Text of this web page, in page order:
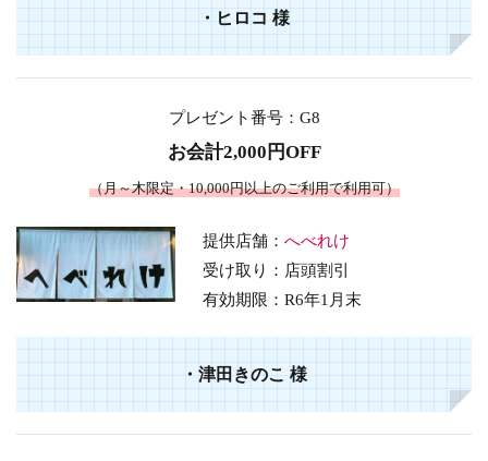
・ヒロコ様
プレゼント番号：G8
お会計2,000円OFF
（月～木限定・10,000円以上のご利用で利用可）
提供店舗：へべれけ
受け取り：店頭割引
有効期限：R6年1月末
・津田きのこ様